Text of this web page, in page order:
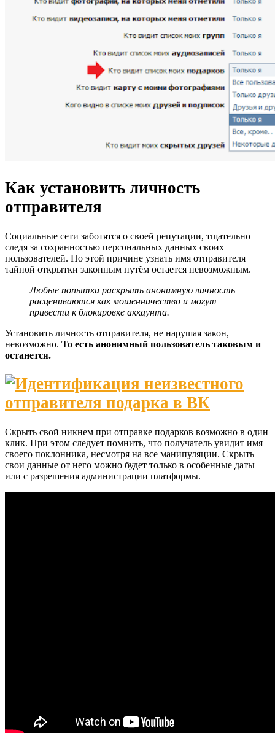
Как установить личность
отправителя
Социальные сети заботятся о своей репутации, тщательно
следя за сохранностью персональных данных своих
пользователей. По этой причине узнать имя отправителя
тайной открытки законным путём остается невозможным.
Любые попытки раскрыть анонимную личность
расцениваются как мошенничество и могут
привести к блокировке аккаунта.
Установить личность отправителя, не нарушая закон,
невозможно. То есть анонимный пользователь таковым и
останется.
Скрыть свой никнем при отправке подарков возможно в один
клик. При этом следует помнить, что получатель увидит имя
своего поклонника, несмотря на все манипуляции. Скрыть
свои данные от него можно будет только в особенные даты
или с разрешения администрации платформы.